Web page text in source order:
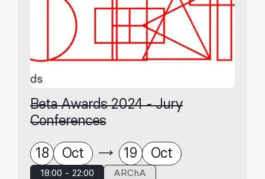
Beta Awards 2024 - Jury
Conferences
18 Oct 19 Oct
18:00 - 22:00
ARChA